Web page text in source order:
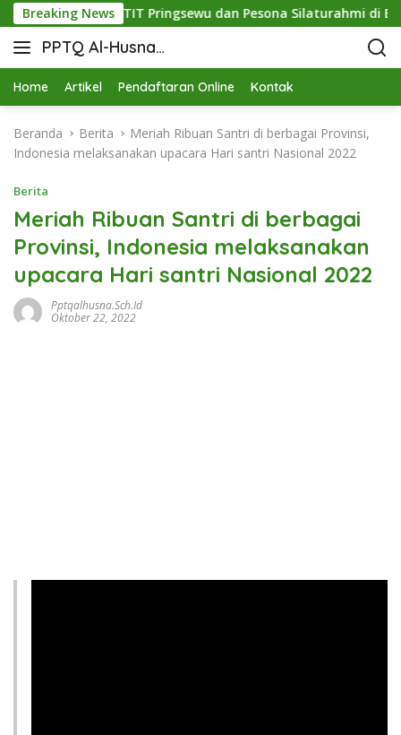
Breaking News
Sinergi STIT Pringsewu dan Pesona Silaturahmi di Bukit
PPTQ Al-Husna
Bukit Raja Wali
Home Artikel Pendaftaran Online Kontak
Beranda Berita
Meriah Ribuan Santri di berbagai Provinsi,
Indonesia melaksanakan upacara Hari santri Nasional 2022
Berita
Meriah Ribuan Santri di berbagai
Provinsi, Indonesia melaksanakan
upacara Hari santri Nasional 2022
Pptqalhusna.sch.id
Oktober 22, 2022